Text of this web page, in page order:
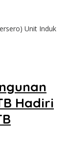
Unit Induk
Hadiri